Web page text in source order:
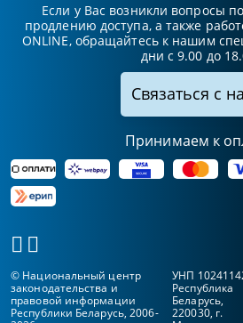
Если у Вас возникли вопросы
продлению доступа, а также
ONLINE, обращайтесь к нашим
дни с 9.00 до
Связаться с
Принимаем к
© Национальный центр
законодательства и
правовой информации
Республики Беларусь, 2006-
УНП
Республика
Беларусь,
220030, г.